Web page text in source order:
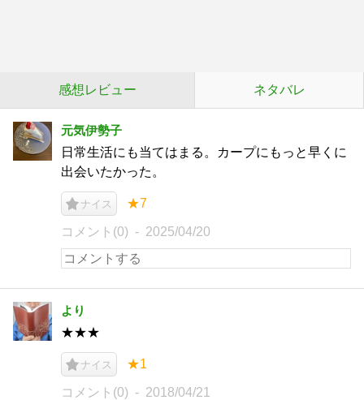
感想レビュー ネタバレ
元気伊勢子
日常生活にも当てはまる。カープにもっと早くに
出会いたかった。
ナイス ★7
コメント(0) 2025/04/20
より
★★★
ナイス ★1
コメント(0) 2018/04/21